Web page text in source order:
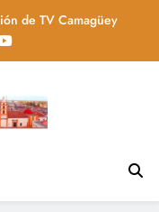
de TV Camagüey
con contenidos